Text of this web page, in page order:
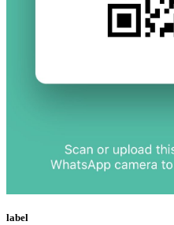
label